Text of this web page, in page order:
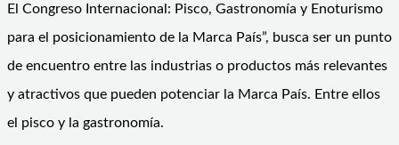
El Congreso Internacional: Pisco, Gastronomía y Enoturismo
para el posicionamiento de la Marca País”, busca ser un punto
de encuentro entre las industrias o productos más relevantes
y atractivos que pueden potenciar la Marca País. Entre ellos
el pisco y la gastronomía.